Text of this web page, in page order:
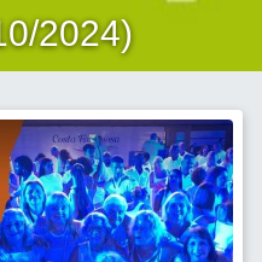
2024)